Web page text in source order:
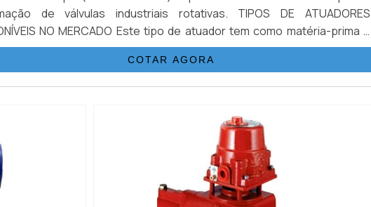
de válvulas industriais rotativas. TIPOS DE ATUADORES
NO MERCADO Este tipo de atuador tem como matéria-prima o
ligas de aço, mas recentemente estão sendo desenvolvidos
COTAR AGORA